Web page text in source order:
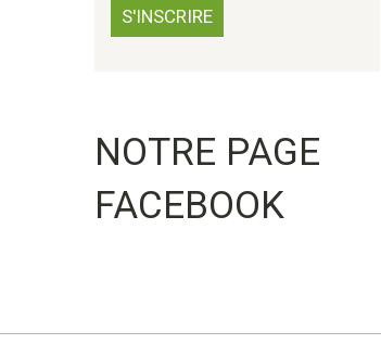
NOTRE PAGE
FACEBOOK